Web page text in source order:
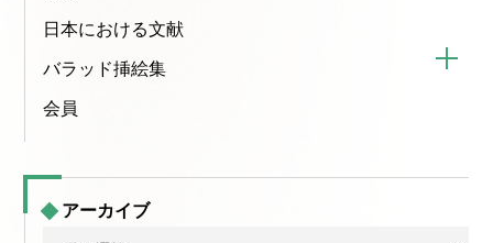
日本における文献
バラッド挿絵集
会員
アーカイブ